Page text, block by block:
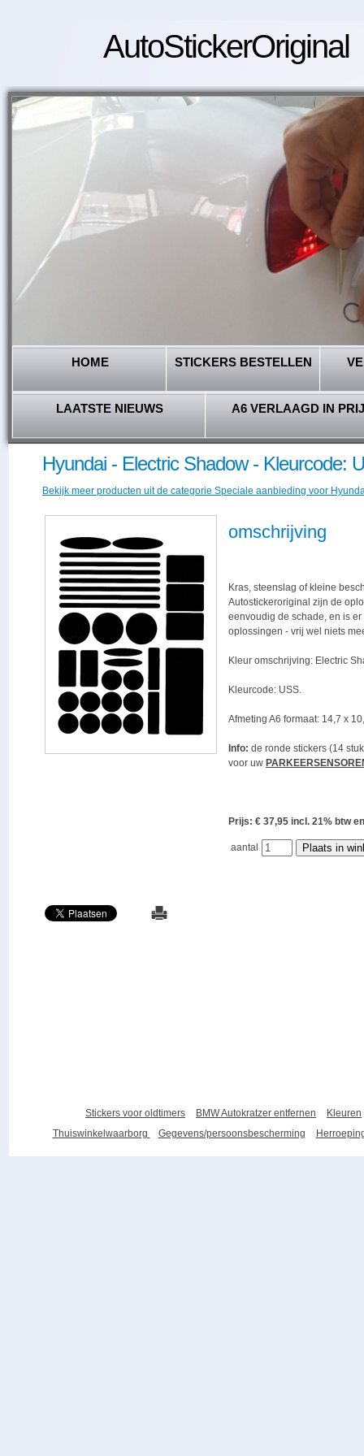
AutoStickerOriginal
HOME STICKERS BESTELLEN
LAATSTE NIEUWS A6 VERLAAGD IN
Hyundai - Electric Shadow - Kleurcode:
Bekijk meer producten uit de categorie Speciale aanbieding voor
omschrijving
Kras, steenslag of kleine
Autostickeroriginal zijn de
eenvoudig de schade, en is
oplossingen - vrij wel niets
Kleur omschrijving: Electric
Kleurcode: USS.
Afmeting A6 formaat: 14,7 x
Info: de ronde stickers (14
voor uw
Prijs: € 37,95 incl. 21% btw
aantal
Stickers voor oldtimers BMW Autokratzer entfernen
Kleuren
Thuiswinkelwaarborg
Gegevens/persoonsbescherming